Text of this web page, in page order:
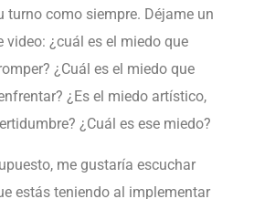
turno como siempre. Déjame un
video: ¿cuál es el miedo que
¿Cuál es el miedo que
¿Es el miedo artístico,
¿Cuál es ese miedo?
me gustaría escuchar
estás teniendo al implementar